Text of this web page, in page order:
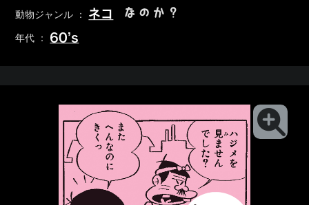
動物ジャンル ： ネコ なのか？
年代 ： 60’s